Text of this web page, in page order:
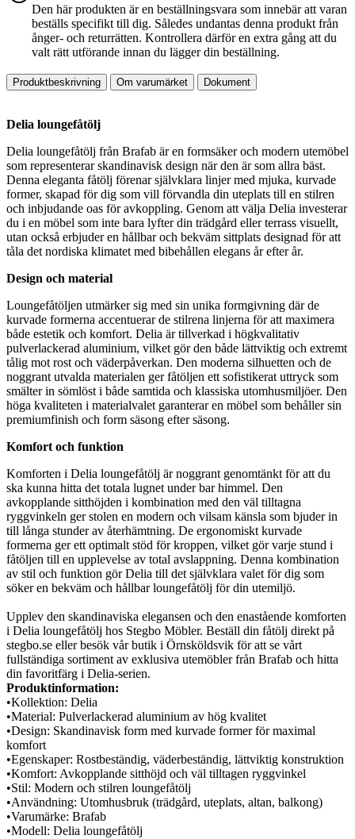
Den här produkten är en beställningsvara som innebär att varan
beställs specifikt till dig. Således undantas denna produkt från
ånger- och returrätten. Kontrollera därför en extra gång att du
valt rätt utförande innan du lägger din beställning.
Produktbeskrivning Om varumärket Dokument
Delia loungefåtölj
Delia loungefåtölj från Brafab är en formsäker och modern utemöbel
som representerar skandinavisk design när den är som allra bäst.
Denna eleganta fåtölj förenar självklara linjer med mjuka, kurvade
former, skapad för dig som vill förvandla din uteplats till en stilren
och inbjudande oas för avkoppling. Genom att välja Delia investerar
du i en möbel som inte bara lyfter din trädgård eller terrass visuellt,
utan också erbjuder en hållbar och bekväm sittplats designad för att
tåla det nordiska klimatet med bibehållen elegans år efter år.
Design och material
Loungefåtöljen utmärker sig med sin unika formgivning där de
kurvade formerna accentuerar de stilrena linjerna för att maximera
både estetik och komfort. Delia är tillverkad i högkvalitativ
pulverlackerad aluminium, vilket gör den både lättviktig och extremt
tålig mot rost och väderpåverkan. Den moderna silhuetten och de
noggrant utvalda materialen ger fåtöljen ett sofistikerat uttryck som
smälter in sömlöst i både samtida och klassiska utomhusmiljöer. Den
höga kvaliteten i materialvalet garanterar en möbel som behåller sin
premiumfinish och form säsong efter säsong.
Komfort och funktion
Komforten i Delia loungefåtölj är noggrant genomtänkt för att du
ska kunna hitta det totala lugnet under bar himmel. Den
avkopplande sitthöjden i kombination med den väl tilltagna
ryggvinkeln ger stolen en modern och vilsam känsla som bjuder in
till långa stunder av återhämtning. De ergonomiskt kurvade
formerna ger ett optimalt stöd för kroppen, vilket gör varje stund i
fåtöljen till en upplevelse av total avslappning. Denna kombination
av stil och funktion gör Delia till det självklara valet för dig som
söker en bekväm och hållbar loungefåtölj för din utemiljö.
Upplev den skandinaviska elegansen och den enastående komforten
i Delia loungefåtölj hos Stegbo Möbler. Beställ din fåtölj direkt på
stegbo.se eller besök vår butik i Örnsköldsvik för att se vårt
fullständiga sortiment av exklusiva utemöbler från Brafab och hitta
din favoritfärg i Delia-serien.
Produktinformation:
•Kollektion: Delia
•Material: Pulverlackerad aluminium av hög kvalitet
•Design: Skandinavisk form med kurvade former för maximal
komfort
•Egenskaper: Rostbeständig, väderbeständig, lättviktig konstruktion
•Komfort: Avkopplande sitthöjd och väl tilltagen ryggvinkel
•Stil: Modern och stilren loungefåtölj
•Användning: Utomhusbruk (trädgård, uteplats, altan, balkong)
•Varumärke: Brafab
•Modell: Delia loungefåtölj